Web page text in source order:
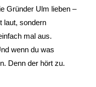
Gründer Ulm lieben –
laut, sondern
mal aus.
wenn du was
Denn der hört zu.